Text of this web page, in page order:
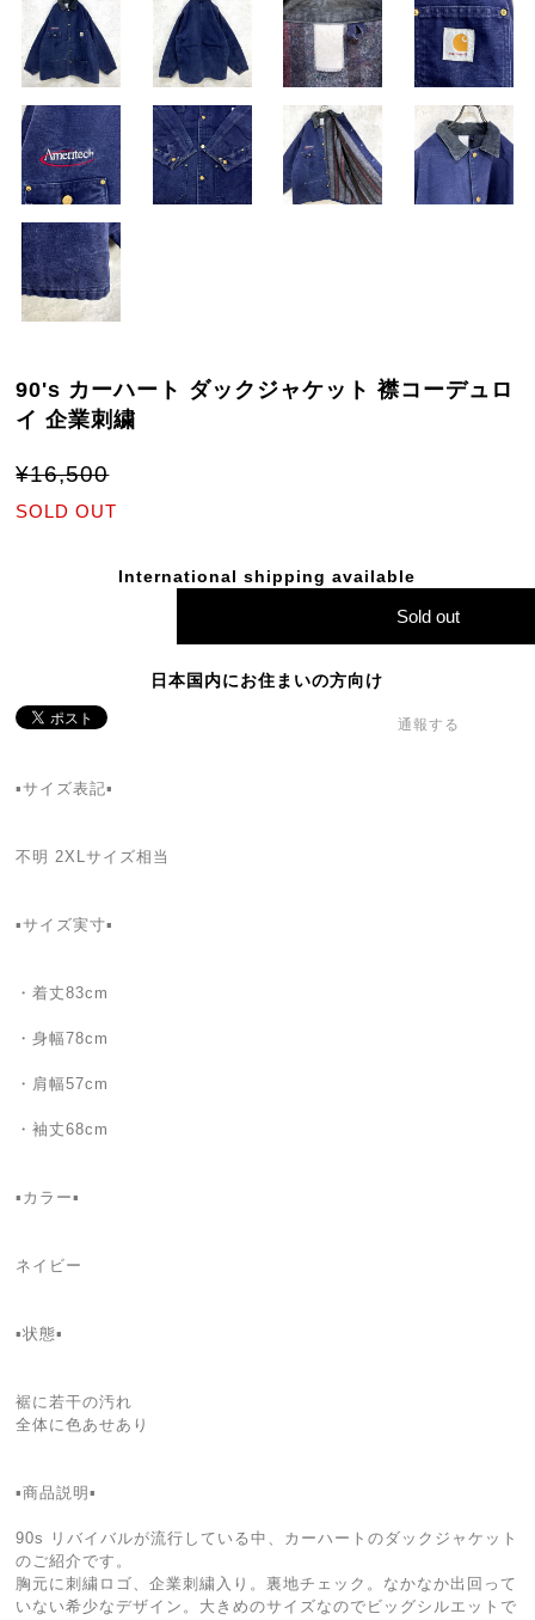
90's カーハート ダックジャケット 襟コーデュロ
イ 企業刺繍
¥16,500
SOLD OUT
International shipping available
Sold out
日本国内にお住まいの方向け
通報する
▪️サイズ表記▪️
不明 2XLサイズ相当
▪️サイズ実寸▪️
・着丈83cm
・身幅78cm
・肩幅57cm
・袖丈68cm
▪️カラー▪️
ネイビー
▪️状態▪️
裾に若干の汚れ
全体に色あせあり
▪️商品説明▪️
90s リバイバルが流行している中、カーハートのダックジャケット
のご紹介です。
胸元に刺繍ロゴ、企業刺繍入り。裏地チェック。なかなか出回って
いない希少なデザイン。大きめのサイズなのでビッグシルエットで